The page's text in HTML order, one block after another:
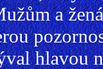
a
hlavou